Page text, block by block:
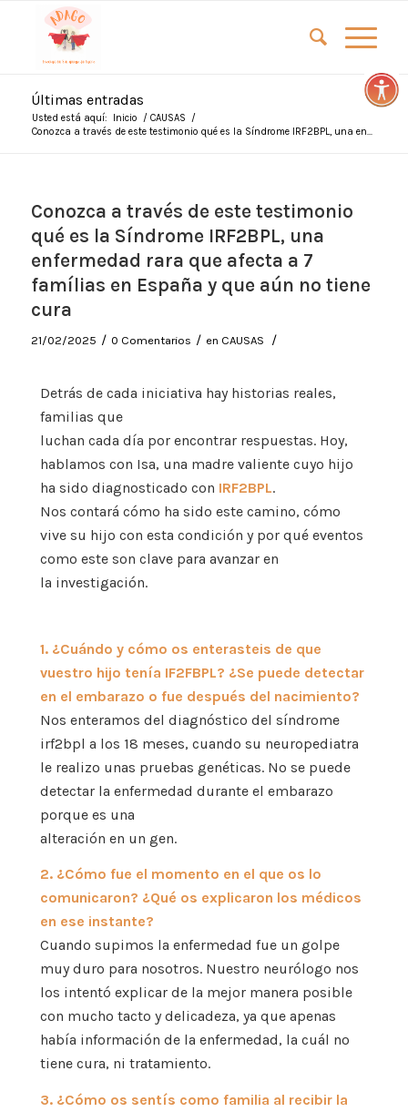
Últimas entradas
Usted está aquí: Inicio / CAUSAS
/
Conozca a través de este testimonio qué es la Síndrome IRF2BPL, una en...
Conozca a través de este testimonio
qué es la Síndrome IRF2BPL, una
enfermedad rara que afecta a 7
famílias en España y que aún no tiene
cura
21/02/2025 / 0 Comentarios / en CAUSAS /
Detrás de cada iniciativa hay historias reales,
familias que
luchan cada día por encontrar respuestas. Hoy,
hablamos con Isa, una madre valiente cuyo hijo
ha sido diagnosticado con IRF2BPL.
Nos contará cómo ha sido este camino, cómo
vive su hijo con esta condición y por qué eventos
como este son clave para avanzar en
la investigación.
1. ¿Cuándo y cómo os enterasteis de que
vuestro hijo tenía IF2FBPL? ¿Se puede detectar
en el embarazo o fue después del nacimiento?
Nos enteramos del diagnóstico del síndrome
irf2bpl a los 18 meses, cuando su neuropediatra
le realizo unas pruebas genéticas. No se puede
detectar la enfermedad durante el embarazo
porque es una
alteración en un gen.
2. ¿Cómo fue el momento en el que os lo
comunicaron? ¿Qué os explicaron los médicos
en ese instante?
Cuando supimos la enfermedad fue un golpe
muy duro para nosotros. Nuestro neurólogo nos
los intentó explicar de la mejor manera posible
con mucho tacto y delicadeza, ya que apenas
había información de la enfermedad, la cuál no
tiene cura, ni tratamiento.
3. ¿Cómo os sentís como familia al recibir la